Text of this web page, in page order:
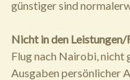
günstiger sind
Nicht in den
Flug nach Nairobi, nicht
Ausgaben persönlicher